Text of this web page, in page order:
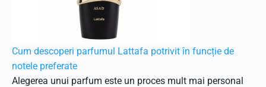
Cum descoperi parfumul Lattafa potrivit în funcție de
notele preferate
Alegerea unui parfum este un proces mult mai personal